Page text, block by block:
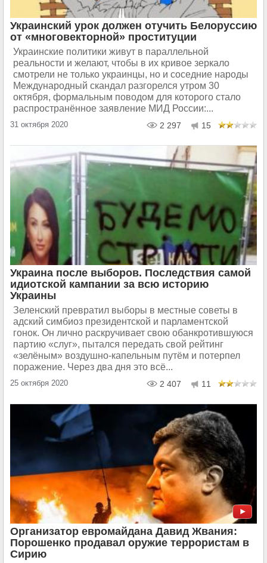
Украинский урок должен отучить Белоруссию
от «многовекторной» проституции
Украинские политики живут в параллельной
реальности и желают, чтобы в их кривое зеркало
смотрели не только украинцы, но и соседние народы
Международный скандал разгорелся утром 30
октября, формальным поводом для которого стало
распространённое заявление МИД России:...
31 октября 2020 2 297 15
Украина после выборов. Последствия самой
идиотской кампании за всю историю
Украины
Зеленский превратил выборы в местные советы в
адский симбиоз президентской и парламентской
гонок. Он лично раскручивает свою обанкротившуюся
партию «слуг», пытался передать свой рейтинг
«зелёным» воздушно-капельным путём и потерпел
поражение. Через два дня это всё...
25 октября 2020 2 407 11
Организатор евромайдана Давид Жвания:
Порошенко продавал оружие террористам в
Сирию